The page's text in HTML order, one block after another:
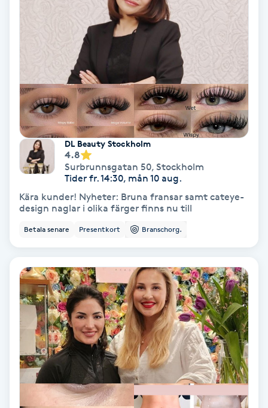
Spa manikyr & pedikyr
Spa-manikyr
Spa-pedikyr
Spraytan
Stylist
Sugaring
Svensk massage
Svettbehandling
Tuina-massage
DL Beauty Stockholm
4.8
Surbrunnsgatan 50, Stockholm
Tider fr. 14:30, mån 10 aug.
Kära kunder! Nyheter: Bruna fransar samt cateye-
design naglar i olika färger finns nu till
Betala senare Presentkort Branschorg.